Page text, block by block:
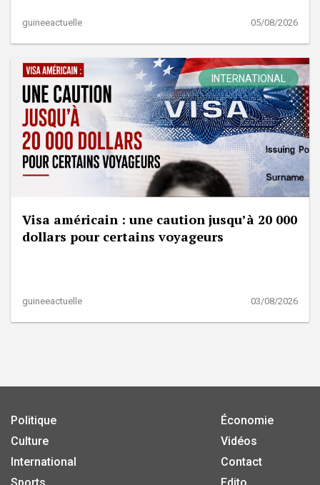
guineeactuelle 05/08/2026
INTERNATIONAL
Visa américain : une caution jusqu’à 20 000
dollars pour certains voyageurs
guineeactuelle 03/08/2026
Politique
Culture
International
Économie
Vidéos
Contact